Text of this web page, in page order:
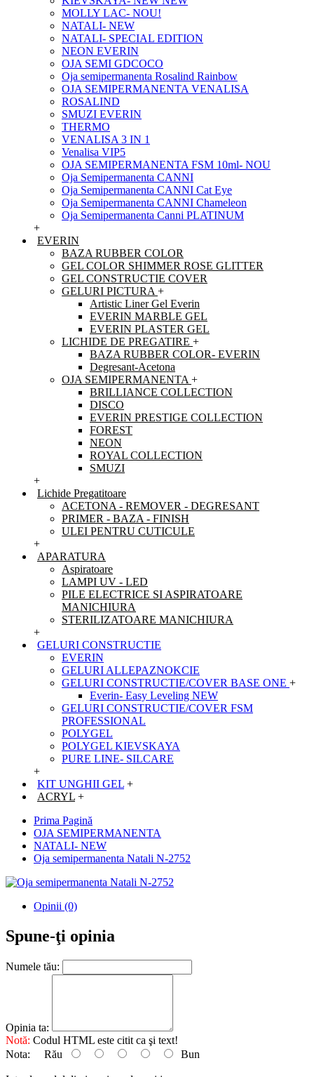
MOLLY LAC- NOU!
NATALI- NEW
NATALI- SPECIAL EDITION
NEON EVERIN
OJA SEMI GDCOCO
Oja semipermanenta Rosalind Rainbow
OJA SEMIPERMANENTA VENALISA
ROSALIND
SMUZI EVERIN
THERMO
VENALISA 3 IN 1
Venalisa VIP5
OJA SEMIPERMANENTA FSM 10ml- NOU
Oja Semipermanenta CANNI
Oja Semipermanenta CANNI Cat Eye
Oja Semipermanenta CANNI Chameleon
Oja Semipermanenta Canni PLATINUM
+
EVERIN
BAZA RUBBER COLOR
GEL COLOR SHIMMER ROSE GLITTER
GEL CONSTRUCTIE COVER
GELURI PICTURA +
Artistic Liner Gel Everin
EVERIN MARBLE GEL
EVERIN PLASTER GEL
LICHIDE DE PREGATIRE +
BAZA RUBBER COLOR- EVERIN
Degresant-Acetona
OJA SEMIPERMANENTA +
BRILLIANCE COLLECTION
DISCO
EVERIN PRESTIGE COLLECTION
FOREST
NEON
ROYAL COLLECTION
SMUZI
+
Lichide Pregatitoare
ACETONA - REMOVER - DEGRESANT
PRIMER - BAZA - FINISH
ULEI PENTRU CUTICULE
+
APARATURA
Aspiratoare
LAMPI UV - LED
PILE ELECTRICE SI ASPIRATOARE
MANICHIURA
STERILIZATOARE MANICHIURA
+
GELURI CONSTRUCTIE
EVERIN
GELURI ALLEPAZNOKCIE
GELURI CONSTRUCTIE/COVER BASE ONE +
Everin- Easy Leveling NEW
GELURI CONSTRUCTIE/COVER FSM
PROFESSIONAL
POLYGEL
POLYGEL KIEVSKAYA
PURE LINE- SILCARE
+
KIT UNGHII GEL +
ACRYL +
Prima Pagină
OJA SEMIPERMANENTA
NATALI- NEW
Oja semipermanenta Natali N-2752
Opinii (0)
Spune-ţi opinia
Numele tău:
Opinia ta:
Notă: Codul HTML este citit ca şi text!
Nota: Rău Bun